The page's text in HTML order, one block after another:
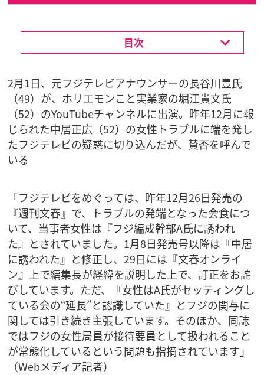
目次
2月1日、元フジテレビアナウンサーの長谷川豊氏
（49）が、ホリエモンこと実業家の堀江貴文氏
（52）のYouTubeチャンネルに出演。昨年12月に報
じられた中居正広（52）の女性トラブルに端を発し
たフジテレビの疑惑に切り込んだが、賛否を呼んで
いる
「フジテレビをめぐっては、昨年12月26日発売の
『週刊文春』で、トラブルの発端となった会食につ
いて、当事者女性は『フジ編成幹部A氏に誘われ
た』とされていました。1月8日発売号以降は『中居
に誘われた』と修正し、29日には『文春オンライ
ン』上で編集長が経緯を説明した上で、訂正をお詫
びしています。ただ、『女性はA氏がセッティングし
ている会の“延長”と認識していた』とフジの関与に
関しては引き続き主張しています。そのほか、同誌
ではフジの女性局員が接待要員として扱われること
が常態化しているという問題も指摘されています」
（Webメディア記者）